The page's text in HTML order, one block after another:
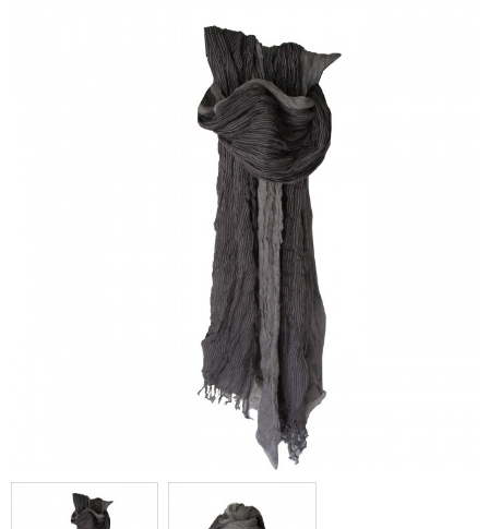
gris effet chiné, rayé, cheich -